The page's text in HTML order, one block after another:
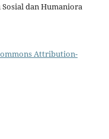
dan Humaniora
Attribution-